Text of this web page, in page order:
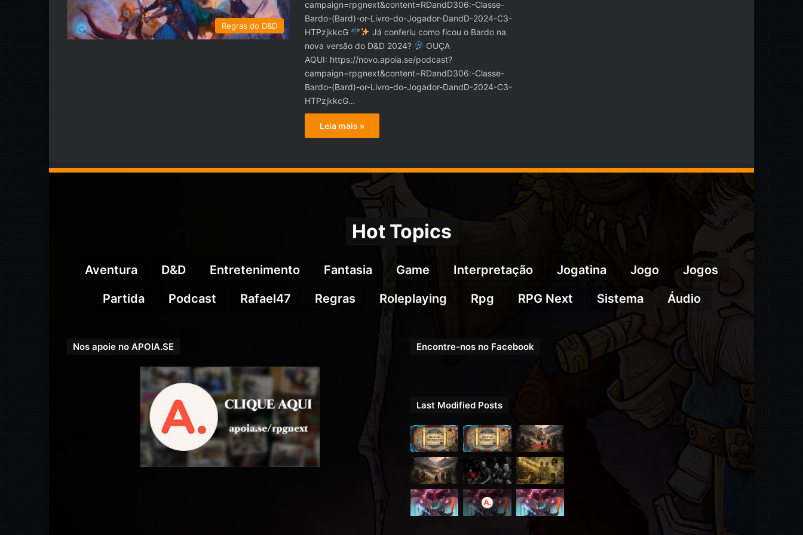
Regras do D&D
campaign=rpgnext&content=RDandD306:-Classe-
Bardo-(Bard)-or-Livro-do-Jogador-DandD-2024-C3-
HTPzjkkcG
Já conferiu como ficou o Bardo na
nova versão do D&D 2024?
OUÇA
AQUI: https://novo.apoia.se/podcast?
campaign=rpgnext&content=RDandD306:-Classe-
Bardo-(Bard)-or-Livro-do-Jogador-DandD-2024-C3-
HTPzjkkcG…
Leia mais »
Hot Topics
Aventura D&D Entretenimento Fantasia Game Interpretação Jogatina Jogo
Jogos
Partida
Podcast Rafael47 Regras Roleplaying Rpg RPG Next Sistema Áudio
Nos apoie no APOIA.SE Encontre-nos no Facebook
Last Modified Posts